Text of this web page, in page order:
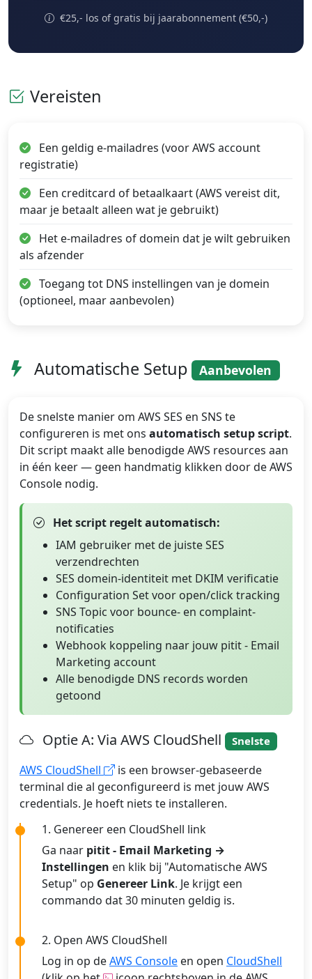
€25,- los of gratis bij jaarabonnement (€50,-)
Vereisten
Een geldig e-mailadres (voor AWS account
registratie)
Een creditcard of betaalkaart (AWS vereist dit,
maar je betaalt alleen wat je gebruikt)
Het e-mailadres of domein dat je wilt gebruiken
als afzender
Toegang tot DNS instellingen van je domein
(optioneel, maar aanbevolen)
Automatische Setup Aanbevolen
De snelste manier om AWS SES en SNS te
configureren is met ons automatisch setup script.
Dit script maakt alle benodigde AWS resources aan
in één keer — geen handmatig klikken door de AWS
Console nodig.
Het script regelt automatisch:
IAM gebruiker met de juiste SES
verzendrechten
SES domein-identiteit met DKIM verificatie
Configuration Set voor open/click tracking
SNS Topic voor bounce- en complaint-
notificaties
Webhook koppeling naar jouw pitit - Email
Marketing account
Alle benodigde DNS records worden
getoond
Optie A: Via AWS CloudShell Snelste
AWS CloudShell
is een browser-gebaseerde
terminal die al geconfigureerd is met jouw AWS
credentials. Je hoeft niets te installeren.
1. Genereer een CloudShell link
Ga naar pitit - Email Marketing →
Instellingen en klik bij "Automatische AWS
Setup" op Genereer Link. Je krijgt een
commando dat 30 minuten geldig is.
2. Open AWS CloudShell
Log in op deAWS Console en open CloudShell